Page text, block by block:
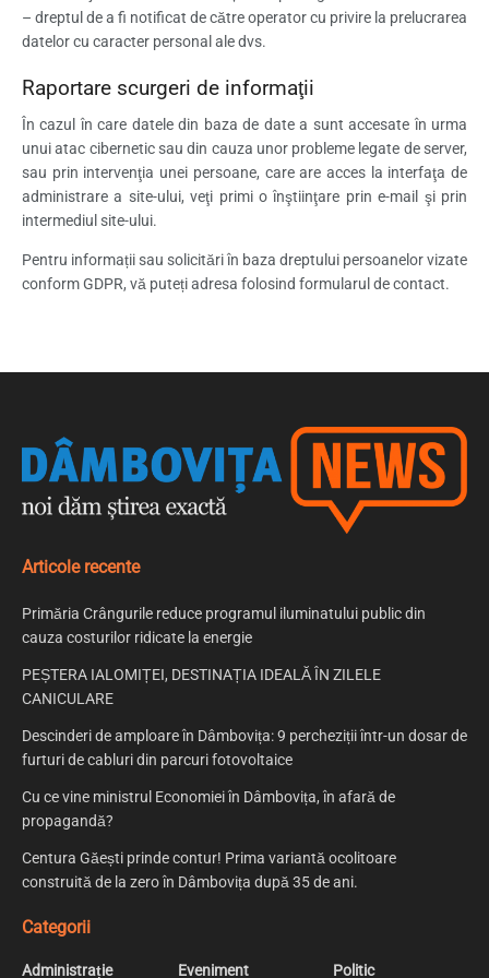
– dreptul de a fi notificat de către operator cu privire la prelucrarea
datelor cu caracter personal ale dvs.
Raportare scurgeri de informaţii
În cazul în care datele din baza de date a sunt accesate în urma
unui atac cibernetic sau din cauza unor probleme legate de server,
sau prin intervenţia unei persoane, care are acces la interfaţa de
administrare a site-ului, veţi primi o înştiinţare prin e-mail şi prin
intermediul site-ului.
Pentru informații sau solicitări în baza dreptului persoanelor vizate
conform GDPR, vă puteți adresa folosind formularul de contact.
Articole recente
Primăria Crângurile reduce programul iluminatului public din
cauza costurilor ridicate la energie
PEȘTERA IALOMIȚEI, DESTINAȚIA IDEALĂ ÎN ZILELE
CANICULARE
Descinderi de amploare în Dâmbovița: 9 percheziții într-un dosar de
furturi de cabluri din parcuri fotovoltaice
Cu ce vine ministrul Economiei în Dâmbovița, în afară de
propagandă?
Centura Găești prinde contur! Prima variantă ocolitoare
construită de la zero în Dâmbovița după 35 de ani.
Categorii
Administrație Eveniment Politic